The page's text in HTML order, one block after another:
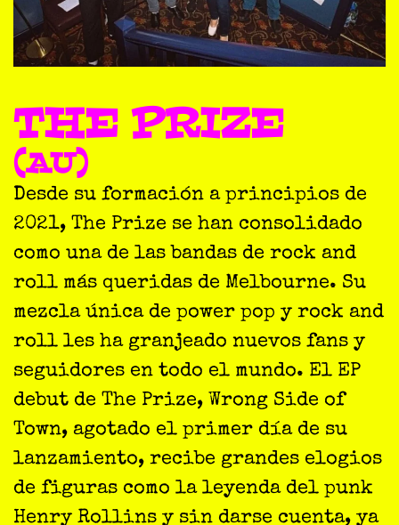
THE PRIZE
(AU)
Desde su formación a principios de
2021, The Prize se han consolidado
como una de las bandas de rock and
roll más queridas de Melbourne. Su
mezcla única de power pop y rock and
roll les ha granjeado nuevos fans y
seguidores en todo el mundo. El EP
debut de The Prize, Wrong Side of
Town, agotado el primer día de su
lanzamiento, recibe grandes elogios
de figuras como la leyenda del punk
Henry Rollins y sin darse cuenta, ya